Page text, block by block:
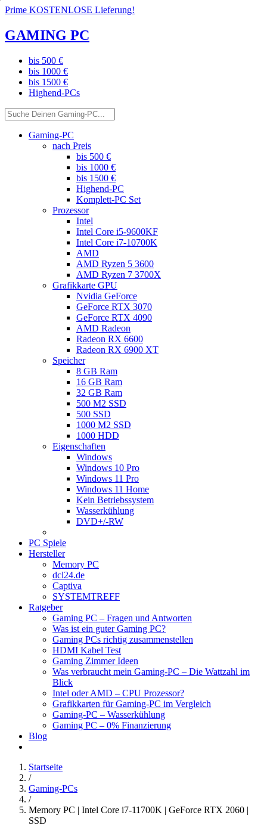
Prime KOSTENLOSE Lieferung!
GAMING PC
bis 500 €
bis 1000 €
bis 1500 €
Highend-PCs
Gaming-PC
nach Preis
bis 500 €
bis 1000 €
bis 1500 €
Highend-PC
Komplett-PC Set
Prozessor
Intel
Intel Core i5-9600KF
Intel Core i7-10700K
AMD
AMD Ryzen 5 3600
AMD Ryzen 7 3700X
Grafikkarte GPU
Nvidia GeForce
GeForce RTX 3070
GeForce RTX 4090
AMD Radeon
Radeon RX 6600
Radeon RX 6900 XT
Speicher
8 GB Ram
16 GB Ram
32 GB Ram
500 M2 SSD
500 SSD
1000 M2 SSD
1000 HDD
Eigenschaften
Windows
Windows 10 Pro
Windows 11 Pro
Windows 11 Home
Kein Betriebssystem
Wasserkühlung
DVD+/-RW
PC Spiele
Hersteller
Memory PC
dcl24.de
Captiva
SYSTEMTREFF
Ratgeber
Gaming PC – Fragen und Antworten
Was ist ein guter Gaming PC?
Gaming PCs richtig zusammenstellen
HDMI Kabel Test
Gaming Zimmer Ideen
Was verbraucht mein Gaming-PC – Die Wattzahl im
Blick
Intel oder AMD – CPU Prozessor?
Grafikkarten für Gaming-PC im Vergleich
Gaming-PC – Wasserkühlung
Gaming PC – 0% Finanzierung
Blog
Startseite
/
Gaming-PCs
/
Memory PC | Intel Core i7-11700K | GeForce RTX 2060 |
SSD